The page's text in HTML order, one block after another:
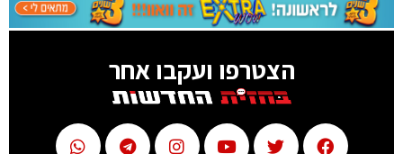
הצטרפו ועקבו אחר